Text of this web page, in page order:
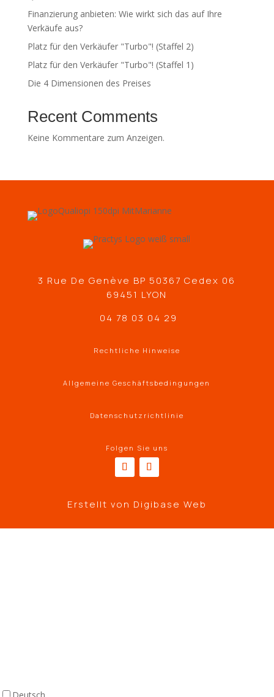
Finanzierung anbieten: Wie wirkt sich das auf Ihre
Verkäufe aus?
Platz für den Verkäufer "Turbo"! (Staffel 2)
Platz für den Verkäufer "Turbo"! (Staffel 1)
Die 4 Dimensionen des Preises
Recent Comments
Keine Kommentare zum Anzeigen.
3 Rue De Genève BP 50367 Cedex 06
69451 LYON
04 78 03 04 29
Rechtliche Hinweise
Allgemeine Geschäftsbedingungen
Datenschutzrichtlinie
Folgen Sie uns
Erstellt von Digibase Web